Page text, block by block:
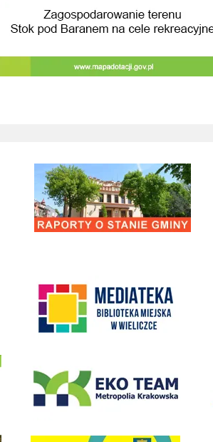
Raporty o stanie Gminy Wieliczka
link do strony Wielicka Karta Aktywnego Seniora